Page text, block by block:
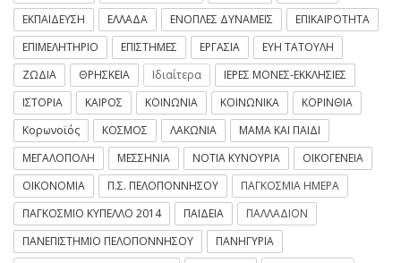
ΕΚΠΑΙΔΕΥΣΗ
ΕΛΛΑΔΑ ΕΝΟΠΛΕΣ ΔΥΝΑΜΕΙΣ
ΕΠΙΚΑΙΡΟΤΗΤΑ
ΕΠΙΜΕΛΗΤΗΡΙΟ
ΕΠΙΣΤΗΜΕΣ ΕΡΓΑΣΙΑ
ΕΥΗ ΤΑΤΟΥΛΗ
ΖΩΔΙΑ
ΘΡΗΣΚΕΙΑ Ιδιαίτερα
ΙΕΡΕΣ ΜΟΝΕΣ-ΕΚΚΛΗΣΙΕΣ
ΙΣΤΟΡΙΑ
ΚΑΙΡΟΣ ΚΟΙΝΩΝΙΑ ΚΟΙΝΩΝΙΚΑ
ΚΟΡΙΝΘΙΑ
Κορωνοϊός
ΚΟΣΜΟΣ ΛΑΚΩΝΙΑ
ΜΑΜΑ ΚΑΙ ΠΑΙΔΙ
ΜΕΓΑΛΟΠΟΛΗ
ΜΕΣΣΗΝΙΑ ΝΟΤΙΑ ΚΥΝΟΥΡΙΑ
ΟΙΚΟΓΕΝΕΙΑ
ΟΙΚΟΝΟΜΙΑ
Π.Σ. ΠΕΛΟΠΟΝΝΗΣΟΥ
ΠΑΓΚΟΣΜΙΑ ΗΜΕΡΑ
ΠΑΓΚΟΣΜΙΟ ΚΥΠΕΛΛΟ 2014
ΠΑΙΔΕΙΑ
ΠΑΛΛΑΔΙΟΝ
ΠΑΝΕΠΙΣΤΗΜΙΟ ΠΕΛΟΠΟΝΝΗΣΟΥ
ΠΑΝΗΓΥΡΙΑ